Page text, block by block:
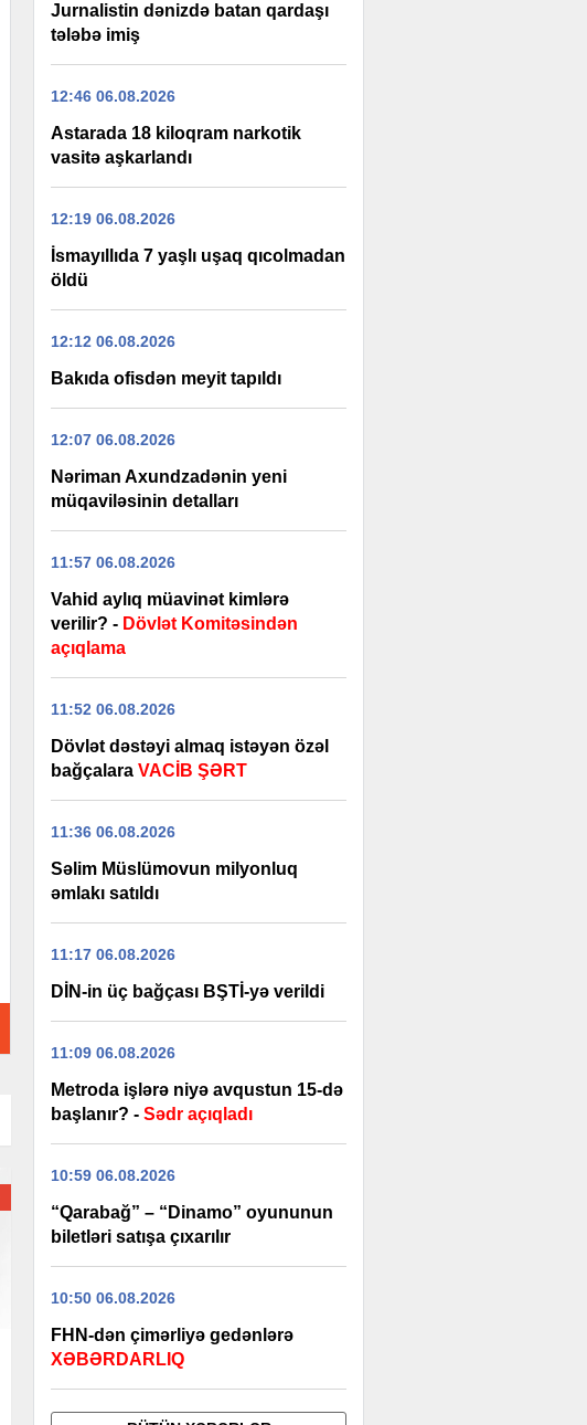
Jurnalistin dənizdə batan qardaşı
tələbə imiş
12:46 06.08.2026
Astarada 18 kiloqram narkotik
vasitə aşkarlandı
12:19 06.08.2026
İsmayıllıda 7 yaşlı uşaq qıcolmadan
öldü
12:12 06.08.2026
Bakıda ofisdən meyit tapıldı
12:07 06.08.2026
Nəriman Axundzadənin yeni
müqaviləsinin detalları
11:57 06.08.2026
Vahid aylıq müavinət kimlərə
verilir? - Dövlət Komitəsindən
açıqlama
11:52 06.08.2026
Dövlət dəstəyi almaq istəyən özəl
bağçalara VACİB ŞƏRT
11:36 06.08.2026
Səlim Müslümovun milyonluq
əmlakı satıldı
11:17 06.08.2026
DİN-in üç bağçası BŞTİ-yə verildi
11:09 06.08.2026
Metroda işlərə niyə avqustun 15-də
başlanır? - Sədr açıqladı
10:59 06.08.2026
“Qarabağ” – “Dinamo” oyununun
biletləri satışa çıxarılır
10:50 06.08.2026
FHN-dən çimərliyə gedənlərə
XƏBƏRDARLIQ